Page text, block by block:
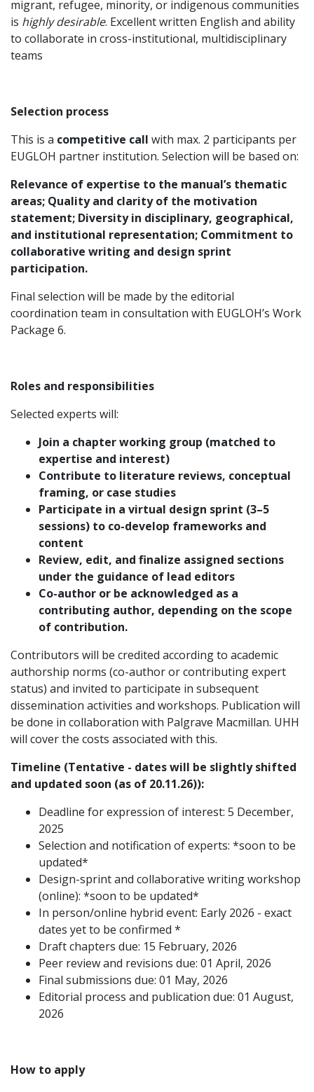
migrant, refugee, minority, or indigenous communities
is highly desirable. Excellent written English and ability
to collaborate in cross-institutional, multidisciplinary
teams
Selection process
This is a competitive call with max. 2 participants per
EUGLOH partner institution. Selection will be based on:
Relevance of expertise to the manual’s thematic
areas; Quality and clarity of the motivation
statement; Diversity in disciplinary, geographical,
and institutional representation; Commitment to
collaborative writing and design sprint
participation.
Final selection will be made by the editorial
coordination team in consultation with EUGLOH’s Work
Package 6.
Roles and responsibilities
Selected experts will:
Join a chapter working group (matched to
expertise and interest)
Contribute to literature reviews, conceptual
framing, or case studies
Participate in a virtual design sprint (3–5
sessions) to co-develop frameworks and
content
Review, edit, and finalize assigned sections
under the guidance of lead editors
Co-author or be acknowledged as a
contributing author, depending on the scope
of contribution.
Contributors will be credited according to academic
authorship norms (co-author or contributing expert
status) and invited to participate in subsequent
dissemination activities and workshops. Publication will
be done in collaboration with Palgrave Macmillan. UHH
will cover the costs associated with this.
Timeline (Tentative - dates will be slightly shifted
and updated soon (as of 20.11.26)):
Deadline for expression of interest: 5 December,
2025
Selection and notification of experts: *soon to be
updated*
Design-sprint and collaborative writing workshop
(online): *soon to be updated*
In person/online hybrid event: Early 2026 - exact
dates yet to be confirmed *
Draft chapters due: 15 February, 2026
Peer review and revisions due: 01 April, 2026
Final submissions due: 01 May, 2026
Editorial process and publication due: 01 August,
2026
How to apply